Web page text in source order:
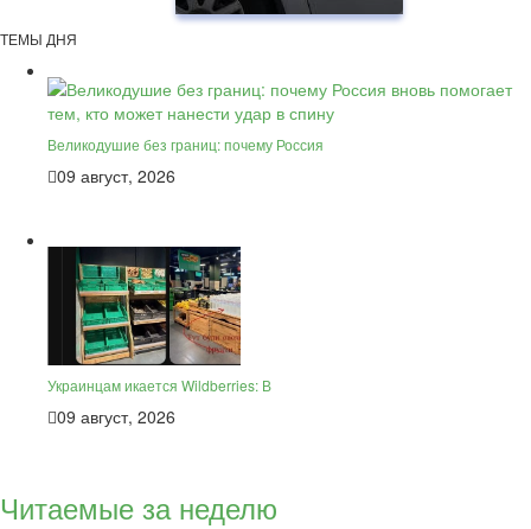
ТЕМЫ ДНЯ
Великодушие без границ: почему Россия
09 август, 2026
Украинцам икается Wildberries: В
09 август, 2026
Читаемые за неделю